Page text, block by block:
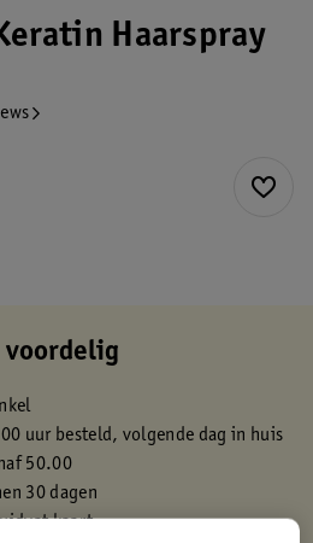
Haarspray
uur besteld, volgende dag in huis
50.00
30 dagen
kaart